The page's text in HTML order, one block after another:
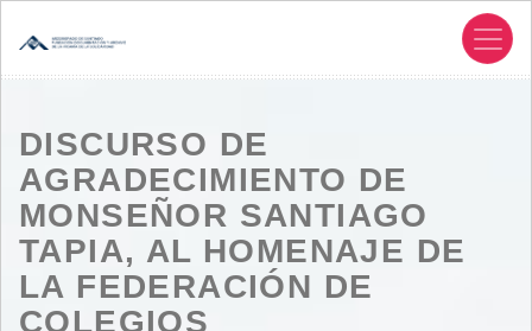
DISCURSO DE
AGRADECIMIENTO DE
MONSEÑOR SANTIAGO
TAPIA, AL HOMENAJE DE
LA FEDERACIÓN DE
COLEGIOS